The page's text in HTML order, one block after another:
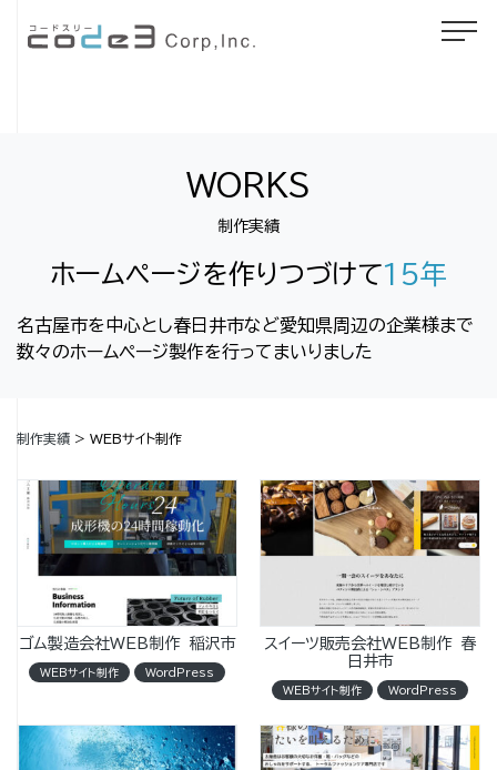
WORKS
制作実績
ホームページを作りつづけて15年
名古屋市を中心とし春日井市など愛知県周辺の企業様まで
数々のホームページ製作を行ってまいりました
制作実績 > WEBサイト制作
ゴム製造会社WEB制作 稲沢市
WEBサイト制作 WordPress
スイーツ販売会社WEB制作 春
日井市
WEBサイト制作 WordPress